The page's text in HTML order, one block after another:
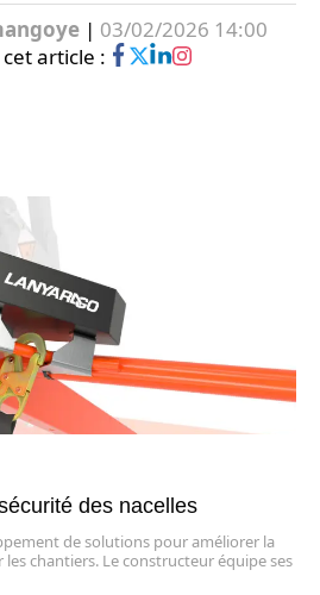
| 03/02/2026 14:00
article :
des nacelles
de solutions pour améliorer la
chantiers. Le constructeur équipe ses